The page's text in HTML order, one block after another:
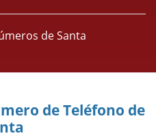
de Santa
de Teléfono de